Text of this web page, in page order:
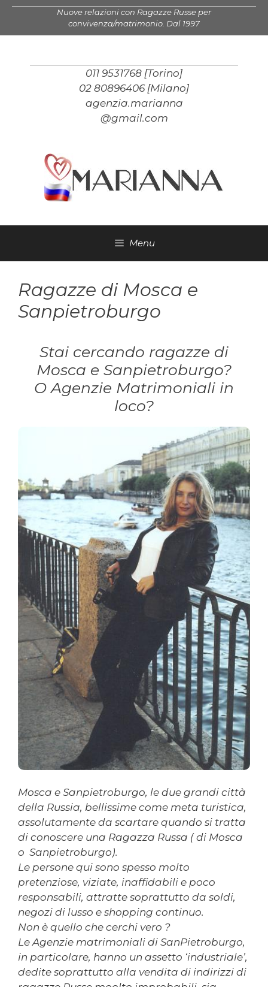
Vai
contenuto
Nuove relazioni con Ragazze Russe per
convivenza/matrimonio. Dal 1997
011 9531768 [Torino]
02 80896406 [Milano]
agenzia.marianna
@gmail.com
Menu
Ragazze di Mosca e
Sanpietroburgo
Stai cercando ragazze di
Mosca e Sanpietroburgo?
O Agenzie Matrimoniali in
loco?
Mosca e Sanpietroburgo, le due grandi città
della Russia, bellissime come meta turistica,
assolutamente da scartare quando si tratta
di conoscere una Ragazza Russa ( di Mosca
o Sanpietroburgo).
Le persone qui sono spesso molto
pretenziose, viziate, inaffidabili e poco
responsabili, attratte soprattutto da soldi,
negozi di lusso e shopping continuo.
Non è quello che cerchi vero ?
Le Agenzie matrimoniali di SanPietroburgo,
in particolare, hanno un assetto ‘industriale’,
dedite soprattutto alla vendita di indirizzi di